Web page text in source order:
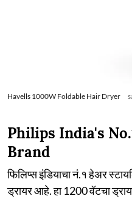
Havells 1000W Foldable Hair Dryer
Philips India's
Brand
फिलिप्स इंडियाचा नं.१ हेअर
ड्रायर आहे. हा 1200 वॅटचा